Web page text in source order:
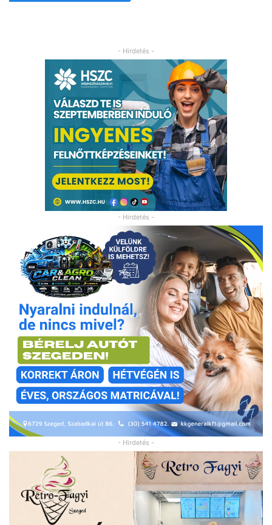
- Hirdetés -
- Hirdetés -
- Hirdetés -